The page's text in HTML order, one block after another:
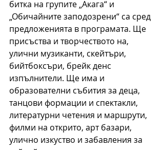
битка на групите „Акага“ и
„Обичайните заподозрени“ са сред
предложенията в програмата. Ще
присъства и творчеството на,
улични музиканти, скейтъри,
бийтбоксъри, брейк денс
изпълнители. Ще има и
образователни събития за деца,
танцови формации и спектакли,
литературни четения и маршрути,
филми на открито, арт базари,
улично изкуство и забавления за